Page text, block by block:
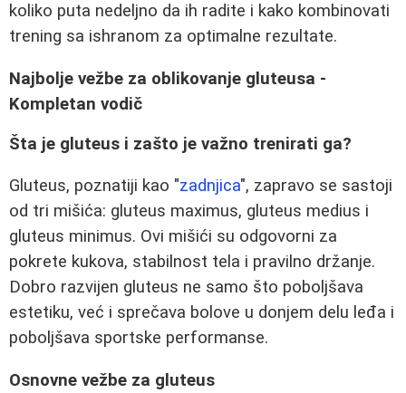
koliko puta nedeljno da ih radite i kako kombinovati
trening sa ishranom za optimalne rezultate.
Najbolje vežbe za oblikovanje gluteusa -
Kompletan vodič
Šta je gluteus i zašto je važno trenirati ga?
Gluteus, poznatiji kao "zadnjica", zapravo se sastoji
od tri mišića: gluteus maximus, gluteus medius i
gluteus minimus. Ovi mišići su odgovorni za
pokrete kukova, stabilnost tela i pravilno držanje.
Dobro razvijen gluteus ne samo što poboljšava
estetiku, već i sprečava bolove u donjem delu leđa i
poboljšava sportske performanse.
Osnovne vežbe za gluteus